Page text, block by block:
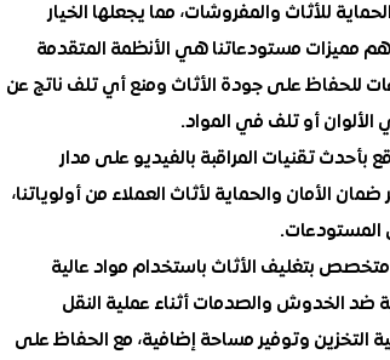
للأثاث والمفروشات، مما يجعلها الخيار
مميزات مستودعاتنا هي الأنظمة المتقدمة
للحفاظ على جودة الأثاث ومنع أي تلف ناتج عن
الألوان أو تلف في المواد.
تقنيات المراقبة بالفيديو على مدار
الأمان والحماية لأثاث العملاء من أولوياتنا،
المستودعات.
بتغليف الأثاث باستخدام مواد عالية
ضد الخدوش والصدمات أثناء عملية النقل
التخزين وتوفير مساحة إضافية، مع الحفاظ على